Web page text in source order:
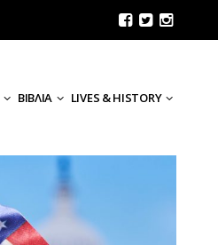
ΒΙΒΛΙΑ LIVES & HISTORY